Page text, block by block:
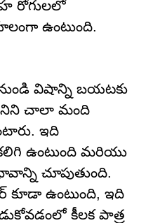
రోగులలో
ఉంటుంది.
విషాన్ని బయటకు
దీనిని చాలా మంది
ఇది
ఉంటుంది మరియు
చూపుతుంది.
ఉంటుంది, ఇది
కీలక పాత్ర